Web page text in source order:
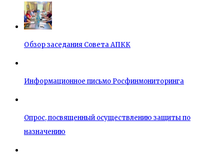
Обзор заседания Совета АПКК
Информационное письмо Росфинмониторинга
Опрос, посвященный осуществлению защиты по
назначению